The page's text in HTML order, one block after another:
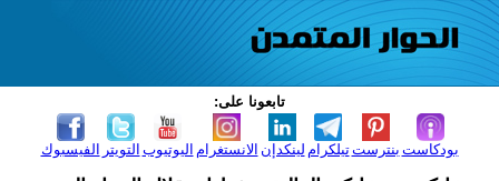
تابعونا على:
الفيسبوك التويتر اليوتيوب الانستغرام لينكدإن تيلكرامبنترست بودكاست